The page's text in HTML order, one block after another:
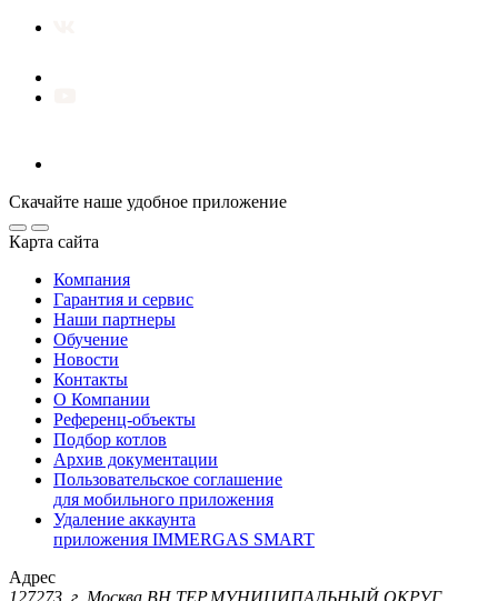
Скачайте наше удобное приложение
Карта сайта
Компания
Гарантия и сервис
Наши партнеры
Обучение
Новости
Контакты
О Компании
Референц-объекты
Подбор котлов
Архив документации
Пользовательское соглашение
для мобильного приложения
Удаление аккаунта
приложения IMMERGAS SMART
Адрес
127273, г. Москва ВН.ТЕР.МУНИЦИПАЛЬНЫЙ ОКРУГ